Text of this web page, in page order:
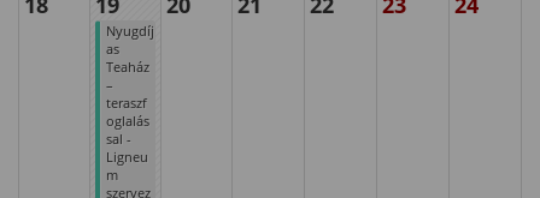
Nyugdíj
as
Teaház
–
teraszf
oglalás
sal -
Ligneu
m
szervez